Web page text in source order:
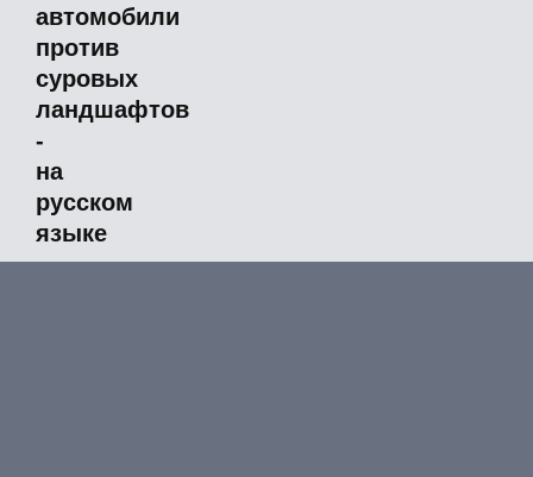
автомобили
против
суровых
ландшафтов
-
на
русском
языке